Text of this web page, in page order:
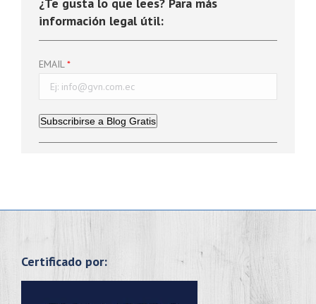
información legal útil:
EMAIL
Subscribirse a Blog Gratis
Certificado por: